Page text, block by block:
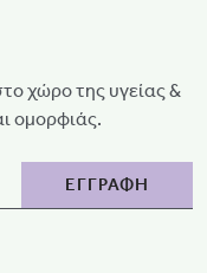
χώρο της υγείας &
ομορφιάς.
ΕΓΓΡΑΦΗ